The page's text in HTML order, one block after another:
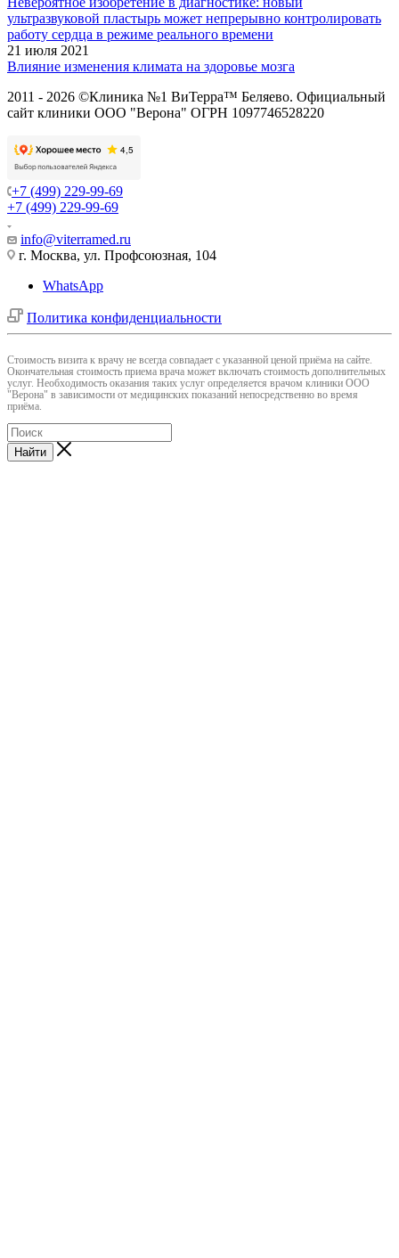
ультразвуковой пластырь может непрерывно контролировать
работу сердца в режиме реального времени
21 июля 2021
Влияние изменения климата на здоровье мозга
2011 - 2026 ©Клиника №1 ВиТерра™ Беляево. Официальный
сайт клиники ООО "Верона" ОГРН 1097746528220
+7 (499) 229-99-69
+7 (499) 229-99-69
info@viterramed.ru
г. Москва, ул. Профсоюзная, 104
WhatsApp
Политика конфиденциальности
Cтоимость визита к врачу не всегда совпадает с указанной ценой приёма на сайте.
Окончательная стоимость приема врача может включать стоимость дополнительных
услуг. Необходимость оказания таких услуг определяется врачом клиники ООО
"Верона" в зависимости от медицинских показаний непосредственно во время
приёма.
Найти